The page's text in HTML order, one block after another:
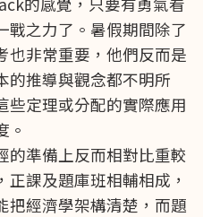
戰之力了。暑假期間除了
也非常重要，他們反而是
的推導與觀念都不明所
些定理或分配的實際應用
。
的準備上反而相對比重較
課及題庫班相輔相成，
把經濟學架構清楚，而題